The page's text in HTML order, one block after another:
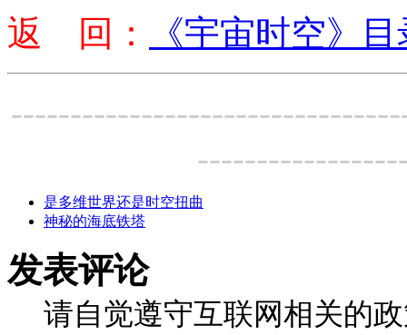
返 回：
《宇宙时空》
是多维世界还是时空扭曲
神秘的海底铁塔
发表评论
请自觉遵守互联网相关的